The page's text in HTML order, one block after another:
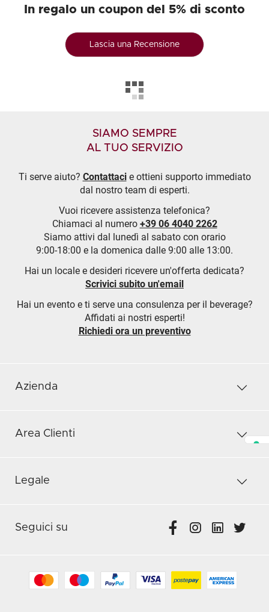
In regalo un coupon del 5% di sconto
Lascia una Recensione
SIAMO SEMPRE
AL TUO SERVIZIO
Ti serve aiuto? Contattacie ottieni supporto immediato
dal nostro team di esperti.
Vuoi ricevere assistenza telefonica?
Chiamaci al numero +39 06 4040 2262
Siamo attivi dal lunedì al sabato con orario
9:00-18:00 e la domenica dalle 9:00 alle 13:00.
Hai un locale e desideri ricevere un'offerta dedicata?
Scrivici subito un'email
Hai un evento e ti serve una consulenza per il beverage?
Affidati ai nostri esperti!
Richiedi ora un preventivo
Azienda
Area Clienti
Legale
Seguici su